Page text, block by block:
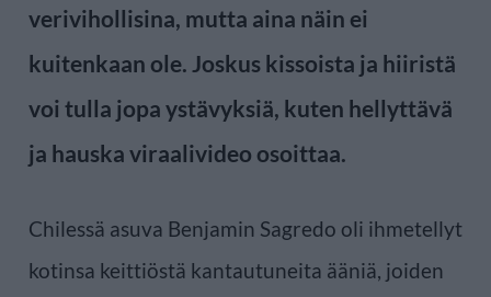
verivihollisina, mutta aina näin ei
kuitenkaan ole. Joskus kissoista ja hiiristä
voi tulla jopa ystävyksiä, kuten hellyttävä
ja hauska viraalivideo osoittaa.
Chilessä asuva Benjamin Sagredo oli ihmetellyt
kotinsa keittiöstä kantautuneita ääniä, joiden